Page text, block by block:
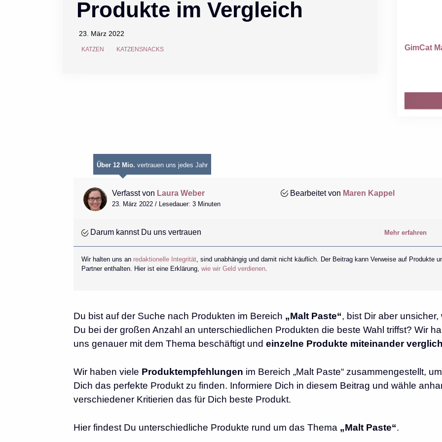
Produkte im Vergleich
23. März 2022
KATZEN KATZENSNACKS GimCat
Über 12 Mio. vertrauen uns jedes Jahr
Verfasst von Laura Weber
23. März 2022 / Lesedauer: 3 Minuten
Bearbeitet von Maren Kappel
Darum kannst Du uns vertrauen Mehr erfahren
Wir halten uns an redaktionelle Integrität, sind unabhängig und damit nicht käuflich. Der Beitrag kann Verweise auf Produkte
Partner enthalten. Hier ist eine Erklärung, wie wir Geld verdienen.
Du bist auf der Suche nach Produkten im Bereich „Malt Paste“, bist Dir aber unsicher,
Du bei der großen Anzahl an unterschiedlichen Produkten die beste Wahl triffst? Wir
uns genauer mit dem Thema beschäftigt und einzelne Produkte miteinander
Wir haben viele Produktempfehlungen im Bereich „Malt Paste“ zusammengestellt,
Dich das perfekte Produkt zu finden. Informiere Dich in diesem Beitrag und wähle
verschiedener Kritierien das für Dich beste Produkt.
Hier findest Du unterschiedliche Produkte rund um das Thema „Malt Paste“.